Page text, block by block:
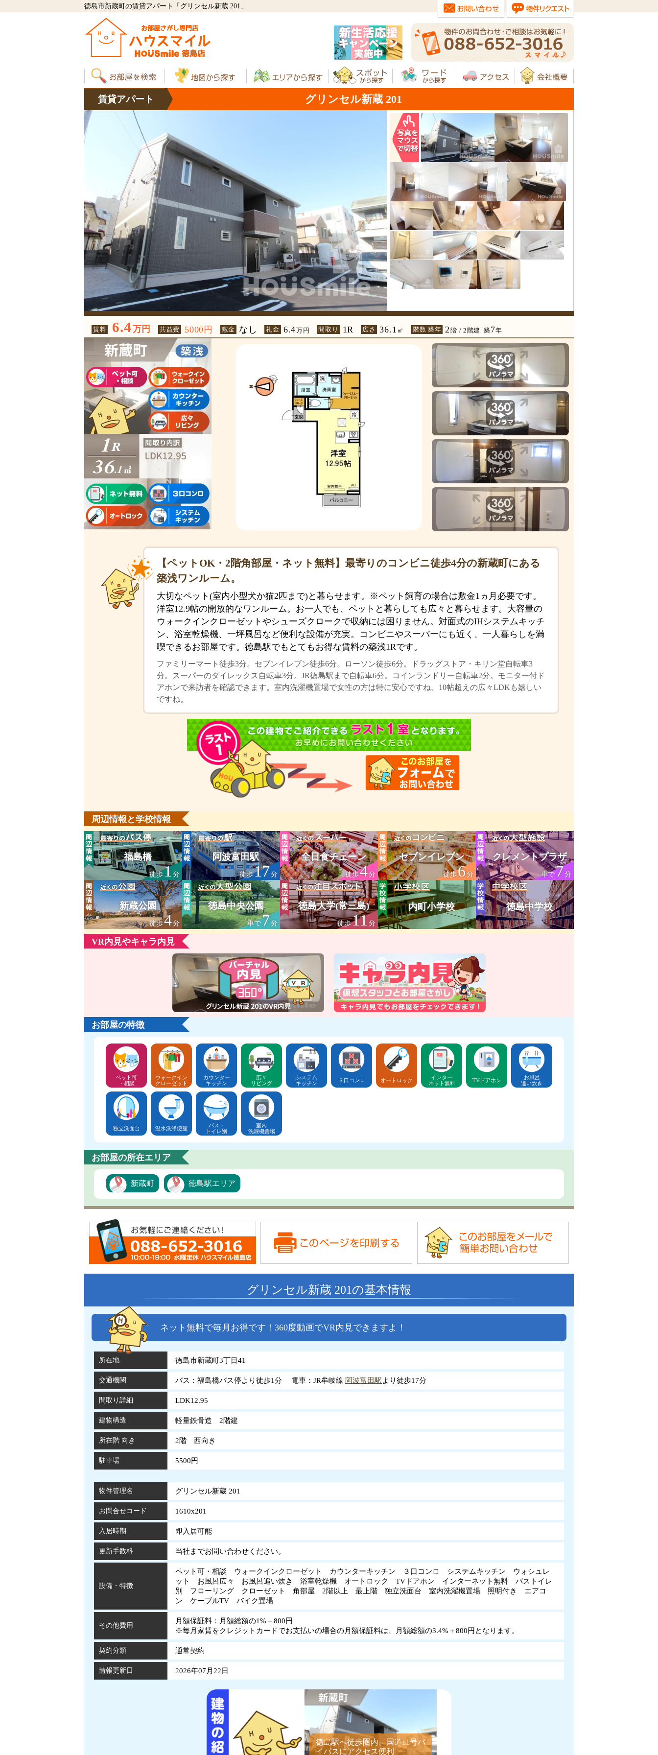
徳島市新蔵町の賃貸アパート「グリンセル新蔵 201」
賃貸アパート グリンセル新蔵 201
賃料 6.4 万円 共益費 5000円 敷金 なし 礼金 6.4 万円 間取り 1R 広さ 36.1 ㎡ 階数 築年 2 階 / 2階建 築7年
【ペットOK・2階角部屋・ネット無料】最寄りのコンビニ徒歩4分の新蔵町にある
築浅ワンルーム。
大切なペット(室内小型犬か猫2匹まで)と暮らせます。※ペット飼育の場合は敷金1ヵ月必要です。
洋室12.9帖の開放的なワンルーム。お一人でも、ペットと暮らしても広々と暮らせます。大容量の
ウォークインクローゼットやシューズクロークで収納には困りません。対面式のIHシステムキッチ
ン、浴室乾燥機、一坪風呂など便利な設備が充実。コンビニやスーパーにも近く、一人暮らしを満
喫できるお部屋です。徳島駅でもとてもお得な賃料の築浅1Rです。
ファミリーマート徒歩3分。セブンイレブン徒歩6分。ローソン徒歩6分。ドラッグストア・キリン堂自転車3
分。スーパーのダイレックス自転車3分。JR徳島駅まで自転車6分。コインランドリー自転車2分。モニター付ド
アホンで来訪者を確認できます。室内洗濯機置場で女性の方は特に安心ですね。10帖超えの広々LDKも嬉しい
ですね。
周辺情報と学校情報
福島橋
徒歩1分
阿波富田駅
徒歩17分
全日食チェーン
徒歩4分
セブンイレブン
徒歩6分
クレメントプラザ
車で7分
新蔵公園
徒歩4分
徳島中央公園
車で7分
徳島大学(常三島)
徒歩11分
内町小学校 徳島中学校
VR内見やキャラ内見
お部屋の特徴
ペット可
・相談
ウォークイン
クローゼット
カウンター
キッチン
広々
リビング
システム
キッチン
３口コンロ オートロック
インター
ネット無料
TVドアホン
お風呂
追い炊き
独立洗面台 温水洗浄便座
バス・
トイレ別
室内
洗濯機置場
お部屋の所在エリア
新蔵町 徳島駅エリア
グリンセル新蔵 201の基本情報
ネット無料で毎月お得です！360度動画でVR内見できますよ！
所在地 徳島市新蔵町3丁目41
交通機関 バス：福島橋バス停より徒歩1分 電車：JR牟岐線 阿波富田駅より徒歩17分
間取り詳細 LDK12.95
建物構造 軽量鉄骨造 2階建
所在階 向き 2階 西向き
駐車場 5500円
物件管理名 グリンセル新蔵 201
お問合せコード 1610x201
入居時期 即入居可能
更新手数料 当社までお問い合わせください。
設備・特徴
ペット可・相談 ウォークインクローゼット カウンターキッチン ３口コンロ システムキッチン ウォシュレ
ット お風呂広々 お風呂追い炊き 浴室乾燥機 オートロック TVドアホン インターネット無料 バストイレ
別 フローリング クローゼット 角部屋 2階以上 最上階 独立洗面台 室内洗濯機置場 照明付き エアコ
ン ケーブルTV バイク置場
その他費用
月額保証料：月額総額の1%＋800円
※毎月家賃をクレジットカードでお支払いの場合の月額保証料は、月額総額の3.4%＋800円となります。
契約分類 通常契約
情報更新日 2026年07月22日
徳島駅へ徒歩圏内、国道11号バ
イパスにアクセス便利